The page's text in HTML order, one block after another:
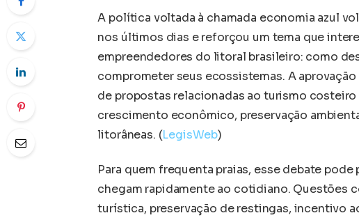
A política voltada à chamada economia azul
nos últimos dias e reforçou um tema que
empreendedores do litoral brasileiro: como
comprometer seus ecossistemas. A
de propostas relacionadas ao turismo
crescimento econômico, preservação
litorâneas. (LegisWeb)
Para quem frequenta praias, esse debate
chegam rapidamente ao cotidiano. Questões
turística, preservação de restingas, incentivo